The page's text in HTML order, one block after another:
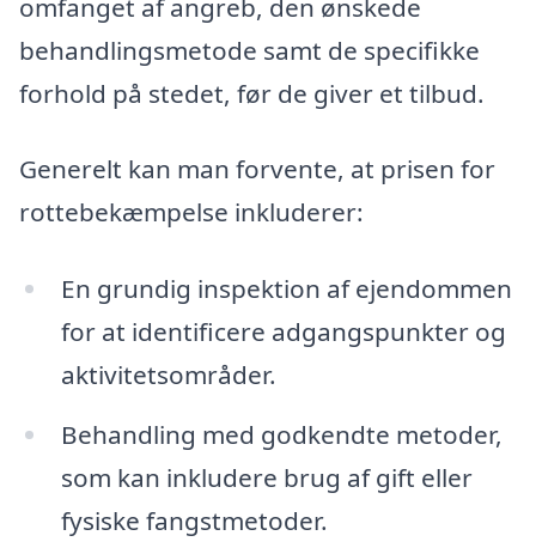
behandlingsmetode samt de specifikke
forhold på stedet, før de giver et tilbud.
Generelt kan man forvente, at prisen for
rottebekæmpelse inkluderer:
En grundig inspektion af ejendommen
for at identificere adgangspunkter og
aktivitetsområder.
Behandling med godkendte metoder,
som kan inkludere brug af gift eller
fysiske fangstmetoder.